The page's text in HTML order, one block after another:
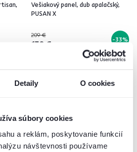
Detaily O cookies
súbory cookies
a reklám, poskytovanie funkcií
návštevnosti používame
Vešiakový panel, dub apalačský,
PUSAN X
209 €
139 € -33%